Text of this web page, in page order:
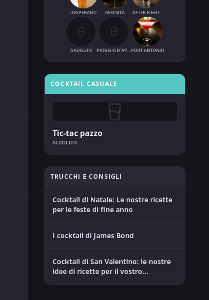
DESPERADO AFFINITÀ AFTER EIGHT
GAUGUIN PIOGGIA D'APRILEPORT ANTONIO
COCKTAIL CASUALE
Tic-tac pazzo
ALCOLICO
TRUCCHI E CONSIGLI
Cocktail di Natale: Le nostre ricette
per le feste di fine anno
I cocktail di James Bond
Cocktail di San Valentino: le nostre
idee di ricette per il vostro